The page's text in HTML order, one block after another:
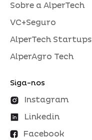
Sobre a AlperTech
VC+Seguro
AlperTech Startups
AlperAgro Tech
Siga-nos
Instagram
Linkedin
Facebook